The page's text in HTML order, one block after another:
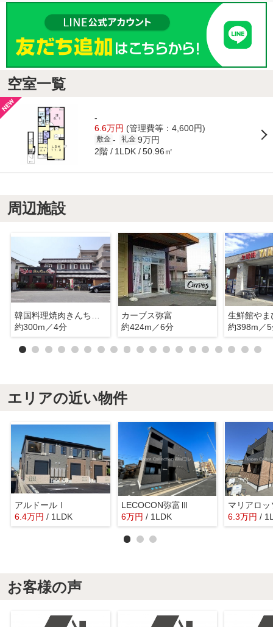
空室一覧
-
6.6万円 (管理費等：4,600円)
敷金 - 礼金 9万円
2階 1LDK 50.96㎡
周辺施設
韓国料理焼肉きんちゃん
約300m／4分
カーブス弥富
約424m／6分
生鮮館やま
約398m／
エリアの近い物件
アルドールⅠ
6.4万円 / 1LDK
LECOCON弥富Ⅲ
6万円 / 1LDK 6.3万円 /
お客様の声